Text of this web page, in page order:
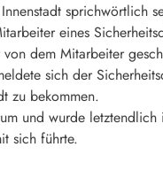
sprichwörtlich
eines
dem Mitarbeiter
sich der
zu bekommen.
und wurde
sich führte.